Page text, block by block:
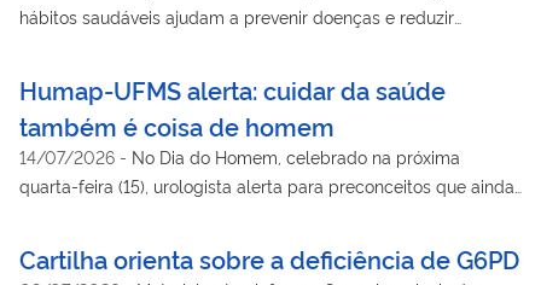
hábitos saudáveis ajudam a prevenir doenças e reduzir
Humap-UFMS alerta: cuidar da saúde
também é coisa de homem
14/07/2026 - No Dia do Homem, celebrado na próxima
quarta-feira (15), urologista alerta para preconceitos que ainda
Cartilha orienta sobre a deficiência de G6PD